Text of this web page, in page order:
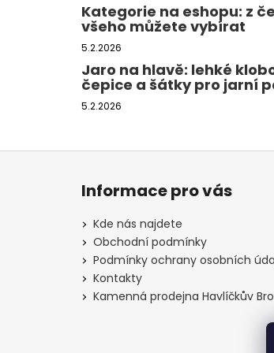
Kategorie na eshopu: z
všeho můžete vybírat
5.2.2026
Jaro na hlavě: lehké
čepice a šátky pro jarní
5.2.2026
Z
Informace pro vás
Kde nás najdete
Obchodní podmínky
Podmínky ochrany osobních
Kontakty
Kamenná prodejna Havlíčkův